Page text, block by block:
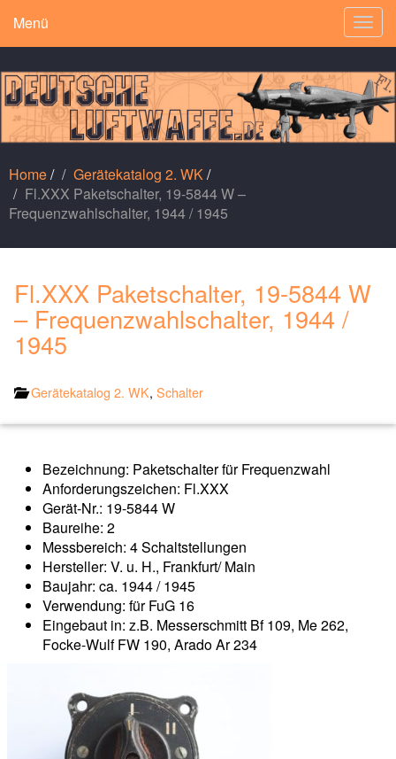
Menü
Home/ Gerätekatalog 2. WK/
Fl.XXX Paketschalter, 19-5844 W –
Frequenzwahlschalter, 1944 / 1945
Fl.XXX Paketschalter, 19-5844 W
– Frequenzwahlschalter, 1944 /
1945
Gerätekatalog 2. WK, Schalter
Bezeichnung: Paketschalter für Frequenzwahl
Anforderungszeichen: Fl.XXX
Gerät-Nr.: 19-5844 W
Baureihe: 2
Messbereich: 4 Schaltstellungen
Hersteller: V. u. H., Frankfurt/ Main
Baujahr: ca. 1944 / 1945
Verwendung: für FuG 16
Eingebaut in: z.B. Messerschmitt Bf 109, Me 262,
Focke-Wulf FW 190, Arado Ar 234